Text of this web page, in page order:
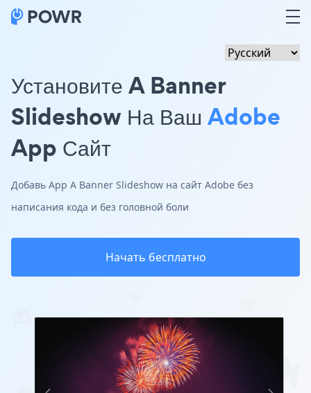
Установите A Banner
Slideshow На Ваш Adobe
App Сайт
Добавь App A Banner Slideshow на сайт Adobe без
написания кода и без головной боли
Начать бесплатно